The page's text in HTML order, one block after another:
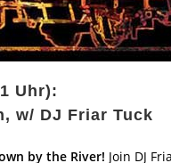
Uhr):
w/ DJ Friar Tuck
by the River! Join DJ